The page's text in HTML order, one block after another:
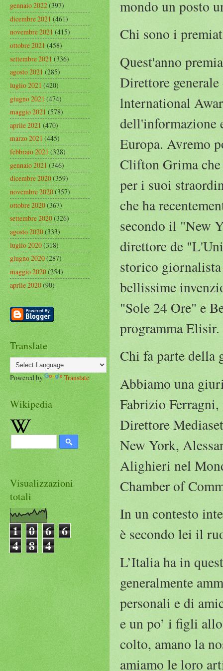
mondo un posto
Chi sono i
Quest'anno
Direttore
lnternational
dell'informazione
Europa. Avremo
Clifton Grima
per i suoi
che ha
secondo il "New
direttore de
storico
bellissime
"Sole 24 Ore" e
programma Elisir.
Chi fa parte della
Abbiamo una
Fabrizio
Direttore
New York,
Alighieri nel
Chamber of
In un contesto
è secondo lei il
L’Italia ha in
generalmente
personali e di
e un po’ i figli
colto, amano la
amiamo le loro
gennaio 2022(397)
dicembre 2021(461)
novembre 2021(415)
ottobre 2021(458)
settembre 2021(336)
agosto 2021(285)
luglio 2021(420)
giugno 2021(474)
maggio 2021(578)
aprile 2021(470)
marzo 2021(445)
febbraio 2021(328)
gennaio 2021(346)
dicembre 2020(359)
novembre 2020(357)
ottobre 2020(367)
settembre 2020(326)
agosto 2020(333)
luglio 2020(318)
giugno 2020(287)
maggio 2020(254)
aprile 2020(90)
Translate
Powered by Translate
Wikipedia
Visualizzazioni
totali
1 0 6 6
4 8 4